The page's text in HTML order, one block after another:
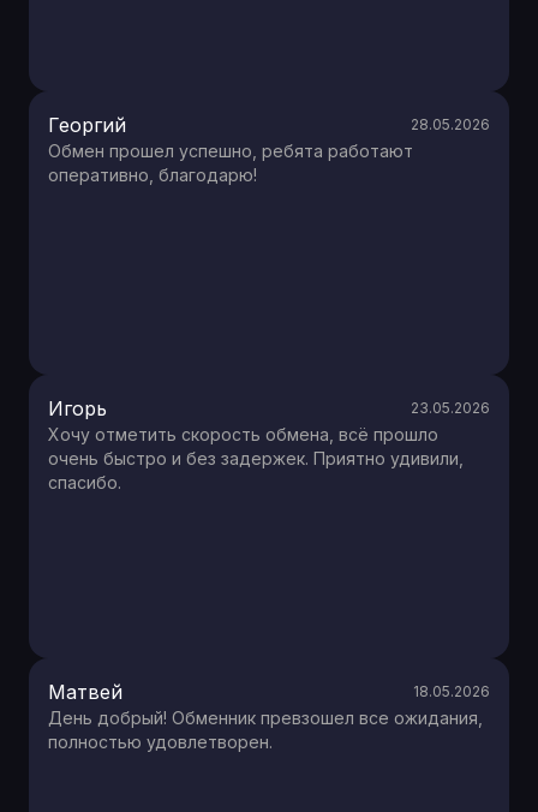
Георгий 28.05.2026
Обмен прошел успешно, ребята работают
оперативно, благодарю!
Игорь 23.05.2026
Хочу отметить скорость обмена, всё прошло
очень быстро и без задержек. Приятно удивили,
спасибо.
Матвей 18.05.2026
День добрый! Обменник превзошел все ожидания,
полностью удовлетворен.